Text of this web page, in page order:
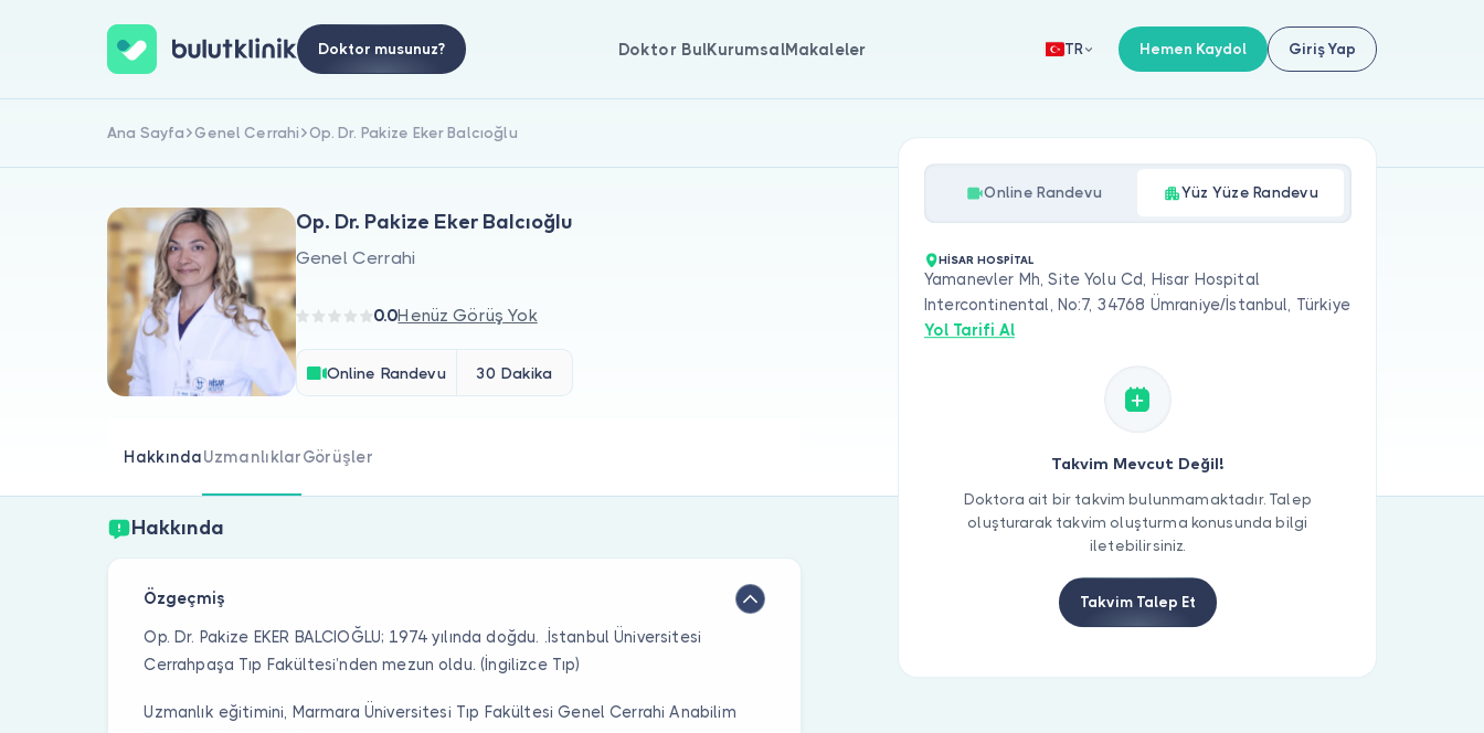
Doktor musunuz? Doktor BulKurumsalMakaleler TR Hemen Kaydol Giriş Yap
Ana Sayfa Genel Cerrahi Op. Dr. Pakize Eker Balcıoğlu
Op. Dr. Pakize Eker Balcıoğlu
Genel Cerrahi
0.0Henüz Görüş Yok
Online Randevu 30 Dakika
HakkındaUzmanlıklarGörüşler
Hakkında
Özgeçmiş
Op. Dr. Pakize EKER BALCIOĞLU; 1974 yılında doğdu. .İstanbul Üniversitesi
Cerrahpaşa Tıp Fakültesi’nden mezun oldu. (İngilizce Tıp)
Uzmanlık eğitimini, Marmara Üniversitesi Tıp Fakültesi Genel Cerrahi Anabilim
Online Randevu Yüz Yüze Randevu
HİSAR HOSPİTAL
Yamanevler Mh, Site Yolu Cd, Hisar Hospital
Intercontinental, No:7, 34768 Ümraniye/İstanbul, Türkiye
Yol Tarifi Al
Takvim Mevcut Değil!
Doktora ait bir takvim bulunmamaktadır. Talep
oluşturarak takvim oluşturma konusunda bilgi
iletebilirsiniz.
Takvim Talep Et